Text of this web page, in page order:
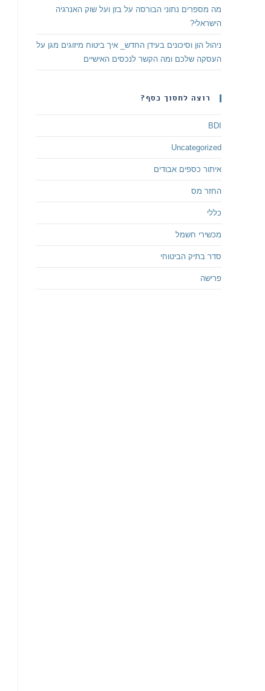
מה מספרים נתוני הבורסה על בזן ועל שוק האנרגיה
הישראלי?
ניהול הון וסיכונים בעידן החדש_ איך ביטוח מיזוגים מגן על
העסקה שלכם ומה הקשר לנכסים האישיים
רוצה לחסוך כסף?
BDI
Uncategorized
איתור כספים אבודים
החזר מס
כללי
מכשירי חשמל
סדר בתיק הביטוחי
פרישה